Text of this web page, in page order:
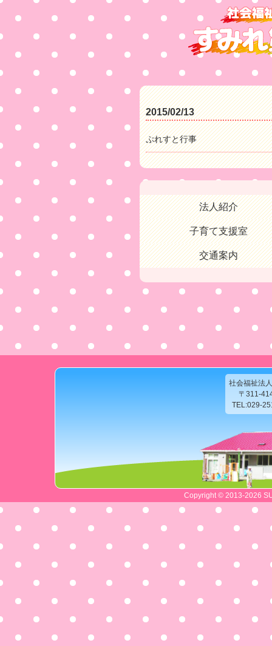
2015/02/13
ぷれすと行事
法人紹介
子育て支援室
交通案内
社会福祉法
〒311-
TEL:029-
Copyright © 2013-2026